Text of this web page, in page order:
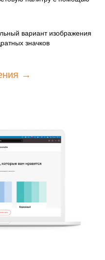
вариант изображения
значков